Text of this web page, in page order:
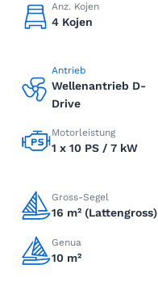
Anz. Kojen
4 Kojen
Antrieb
Wellenantrieb D-
Drive
Motorleistung
1 x 10 PS / 7 kW
Gross-Segel
16 m² (Lattengross)
Genua
10 m²